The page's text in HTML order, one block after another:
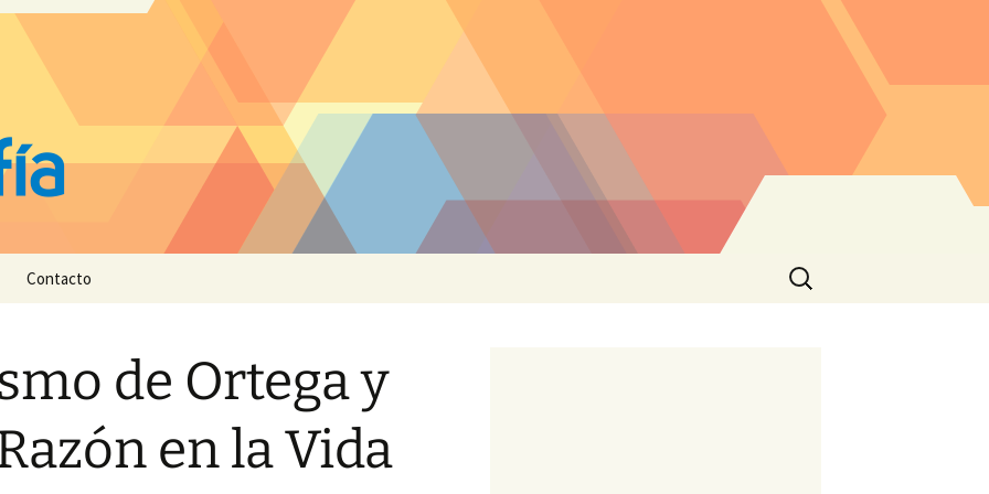
Contacto
Buscar:
de Ortega y
en la Vida